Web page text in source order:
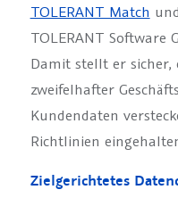
TOLERANT Match und
TOLERANT Software
Damit stellt er sicher,
zweifelhafter
Kundendaten
Richtlinien
Zielgerichtetes